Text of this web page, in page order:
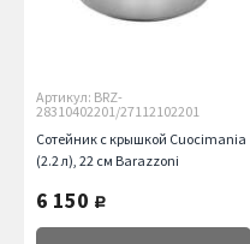
Артикул: BRZ-
28310402201/27112102201
Сотейник с крышкой Cuocimania
(2.2 л), 22 см Barazzoni
6 150 руб.